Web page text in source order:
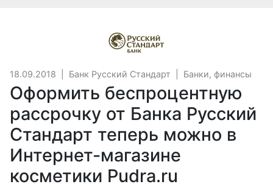
18.09.2018 Банк Русский Стандарт Банки, финансы
Оформить беспроцентную
рассрочку от Банка Русский
Стандарт теперь можно в
Интернет-магазине
косметики Pudra.ru